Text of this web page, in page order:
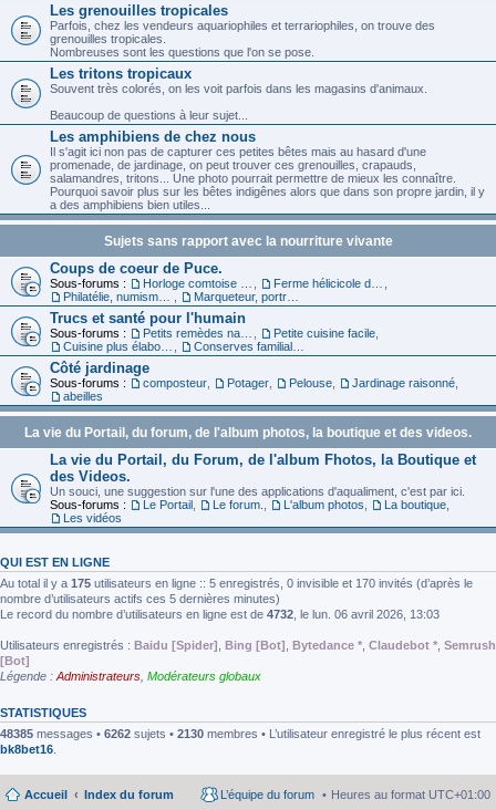
Les grenouilles tropicales
Parfois, chez les vendeurs aquariophiles et terrariophiles, on trouve des
grenouilles tropicales.
Nombreuses sont les questions que l'on se pose.
Les tritons tropicaux
Souvent très colorés, on les voit parfois dans les magasins d'animaux.
Beaucoup de questions à leur sujet...
Les amphibiens de chez nous
Il s'agit ici non pas de capturer ces petites bêtes mais au hasard d'une
promenade, de jardinage, on peut trouver ces grenouilles, crapauds,
salamandres, tritons... Une photo pourrait permettre de mieux les connaître.
Pourquoi savoir plus sur les bêtes indigênes alors que dans son propre jardin, il y
a des amphibiens bien utiles...
Sujets sans rapport avec la nourriture vivante
Coups de coeur de Puce.
Sous-forums :
Trucs et santé pour l'humain
Sous-forums : Petite cuisine facile
Côté jardinage
Sous-forums : composteur Potager Pelouse Jardinage raisonné
abeilles
La vie du Portail, du forum, de l'album photos, la boutique et des videos.
La vie du Portail, du Forum, de l'album Fhotos, la Boutique et
des Videos.
Un souci, une suggestion sur l'une des applications d'aqualiment, c'est par ici.
Sous-forums :
Le Portail Le forum. L'album photos La boutique
Les vidéos
QUI EST EN LIGNE
Au total il y a 175 utilisateurs en ligne :: 5 enregistrés, 0 invisible et 170 invités (d’après le
nombre d’utilisateurs actifs ces 5 dernières minutes)
Le record du nombre d’utilisateurs en ligne est de 4732 , le lun. 06 avril 2026, 13:03
Utilisateurs enregistrés : Baidu [Spider] Bing [Bot] Bytedance * Claudebot * Semrush
[Bot]
Légende : Administrateurs Modérateurs globaux
STATISTIQUES
48385 messages • 6262 sujets • 2130 membres • L’utilisateur enregistré le plus récent est
bk8bet16
Accueil Index du forum Heures au format UTC+01:00
L’équipe du forum